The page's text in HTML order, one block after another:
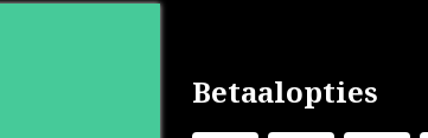
Betaalopties